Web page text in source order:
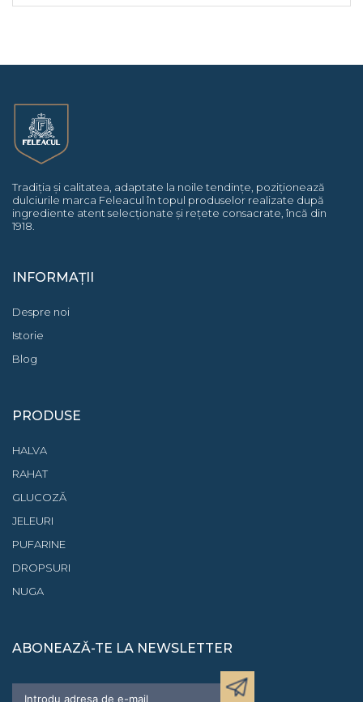
Tradiția și calitatea, adaptate la noile tendințe, poziționează
dulciurile marca Feleacul în topul produselor realizate după
ingrediente atent selecționate și rețete consacrate, încă din
1918.
INFORMAȚII
Despre noi
Istorie
Blog
PRODUSE
HALVA
RAHAT
GLUCOZĂ
JELEURI
PUFARINE
DROPSURI
NUGA
ABONEAZĂ-TE LA NEWSLETTER